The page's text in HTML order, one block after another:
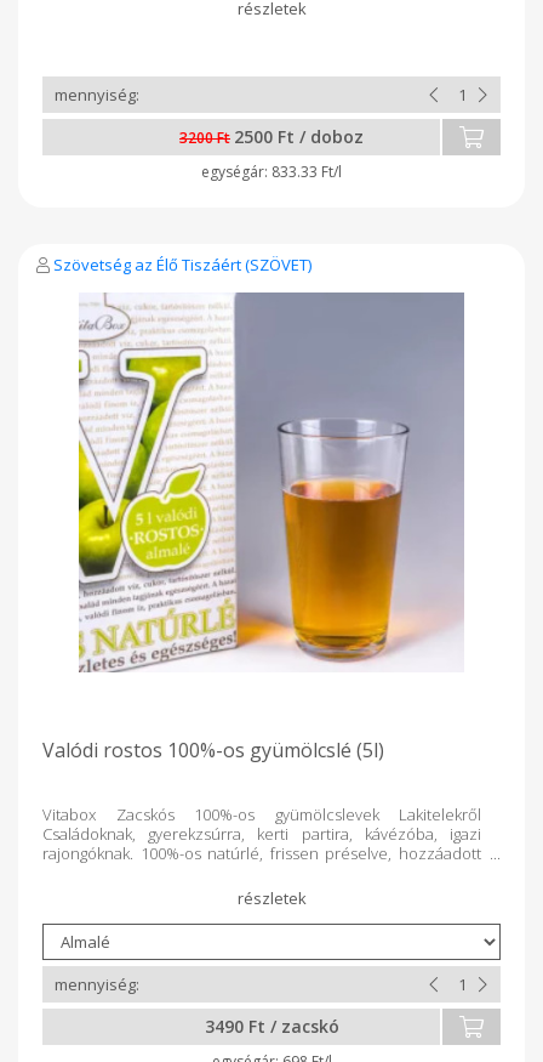
3200 Ft 2500 Ft / doboz
833.33 Ft/l
Szövetség az Élő Tiszáért (SZÖVET)
Valódi rostos 100%-os gyümölcslé (5l)
Vitabox Zacskós 100%-os gyümölcslevek Lakitelekről
Családoknak, gyerekzsúrra, kerti partira, kávézóba, igazi
rajongóknak. 100%-os natúrlé, frissen préselve, hozzáadott
ital a család minden tagjának egészségéért. A hazai
gyümölcsök és zöldségek legjava, valódi finom íz praktikus
csomagolásban. A családi gazdaság Célja az volt, hogy az
almánkból a lehető legkisebb „beavatkozással”
készíthessenek gyümölcslevet. Sok kísérletezés és a
családtagokon való tesztelés után találták meg a
megoldást. Egy kíméletes hőkezelési eljárást alkalmaznak,
amely során felmelegítik az almalevet, de csak annyira, hogy
az erjedést okozó baktériumok elpusztuljanak, majd azonnal
3490 Ft / zacskó